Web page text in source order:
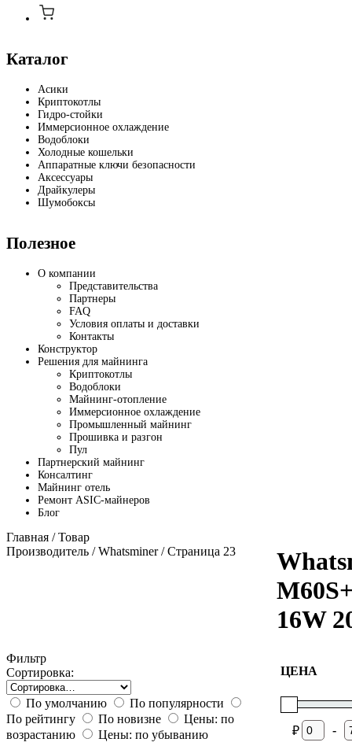
Каталог
Асики
Криптокотлы
Гидро-стойки
Иммерсионное охлаждение
Водоблоки
Холодные кошельки
Аппаратные ключи безопасности
Аксессуары
Драйкулеры
Шумобоксы
Полезное
О компании
Представительства
Партнеры
FAQ
Условия оплаты и доставки
Контакты
Конструктор
Решения для майнинга
Криптокотлы
Водоблоки
Майнинг-отопление
Иммерсионное охлаждение
Промышленный майнинг
Прошивка и разгон
Пул
Партнерский майнинг
Консалтинг
Майнинг отель
Ремонт ASIC-майнеров
Блог
Главная / Товар
Производитель /Whatsminer/ Страница 23
16W
Фильтр
Сортировка:
По умолчанию
По популярности
По рейтингу
По новизне
Цены: по
возрастанию
Цены: по убыванию
ЦЕНА
₽ -